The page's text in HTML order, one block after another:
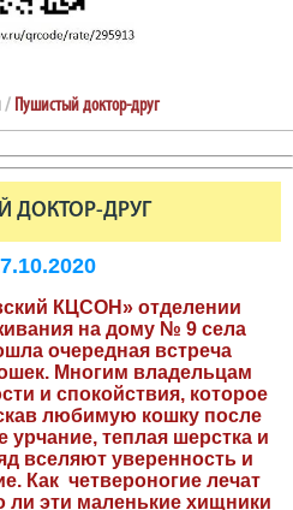
/ Пушистый доктор-друг
ДОКТОР-ДРУГ
КЦСОН» отделении
на дому № 9 села
очередная встреча
Многим владельцам
и спокойствия, которое
любимую кошку после
урчание, теплая шерстка и
вселяют уверенность и
Как четвероногие лечат
ли эти маленькие хищники